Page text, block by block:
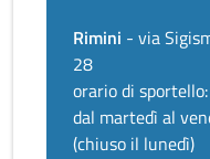
Rimini - via
28
orario di sportello:
dal martedì al
(chiuso il lunedì)